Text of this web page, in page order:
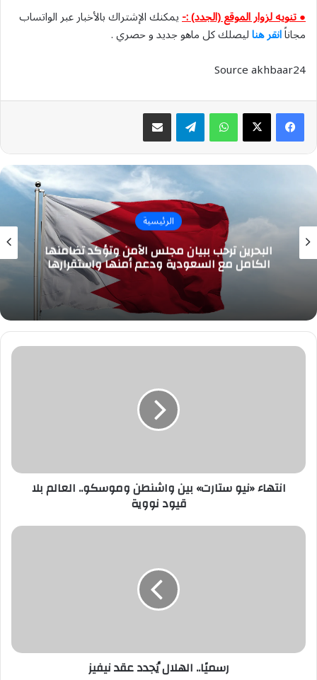
● تنويه لزوار الموقع (الجدد) :-يمكنك الإشتراك بالأخبار عبر الواتساب
مجاناًانقر هناليصلك كل ماهو جديد و حصري .
Source akhbaar24
واتسابتيلقرام مشاركة عبر البريد
الرئيسية
البحرين ترحب ببيان مجلس الأمن وتؤكد تضامنها
الكامل مع السعودية ودعم أمنها واستقرارها
انتهاء
قيود
انتهاء «نيو ستارت» بين واشنطن وموسكو.. العالم بلا
قيود نووية
رسميًا..
رسميًا.. الهلال يُجدد عقد نيفيز